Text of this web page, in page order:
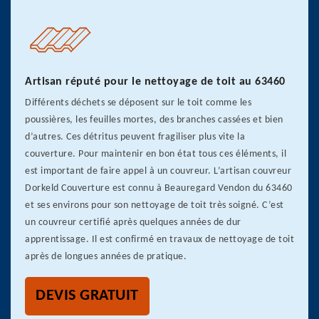
Artisan réputé pour le nettoyage de toit au 63460
Différents déchets se déposent sur le toit comme les
poussières, les feuilles mortes, des branches cassées et bien
d’autres. Ces détritus peuvent fragiliser plus vite la
couverture. Pour maintenir en bon état tous ces éléments, il
est important de faire appel à un couvreur. L’artisan couvreur
Dorkeld Couverture est connu à Beauregard Vendon du 63460
et ses environs pour son nettoyage de toit très soigné. C’est
un couvreur certifié après quelques années de dur
apprentissage. Il est confirmé en travaux de nettoyage de toit
après de longues années de pratique.
DEVIS GRATUIT